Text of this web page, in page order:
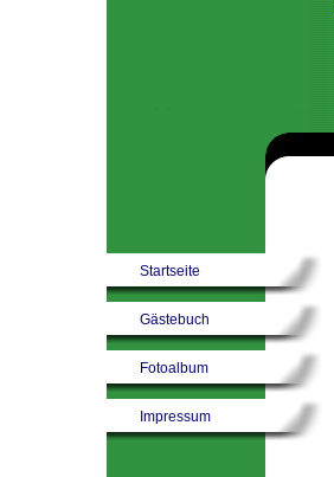
Startseite
Gästebuch
Fotoalbum
Impressum